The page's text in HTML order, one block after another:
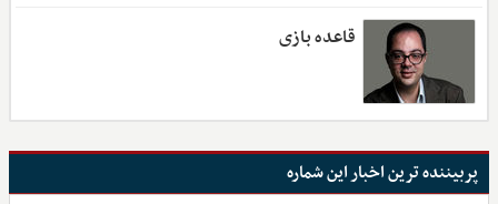
قاعده بازی
پربیننده ترین اخبار این شماره